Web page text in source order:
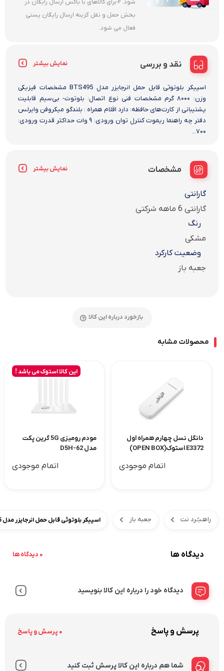
شود. 2-برای کالاهای با باکس ارسال رایگان در
بخش حمل و نقل گزینه ارسال رایگان پستی
فعال می شود.
نقد و بررسی نمایش بیشتر
اسپیکر بلوتوثی قابل حمل انرجایزر مدل BTS495 مشخصات فیزیکی
وزن: ۸۰۰۰ گرم مشخصات فنی نوع اتصال: بلوتوث- بی‌سیم قابلیت
پشتیبانی از کارت‌های حافظه: دارد اقلام همراه : بلندگو میکروفن وایرلس
دفتر چه راهنما ریموت کنترل توان ورودی: ۹ وات حداکثر قدرت ورودی:
۷۰۰...
مشخصات نمایش بیشتر
گارانتی
گارانتی 6 ماهه شرکتی
رنگ
مشکی
وضعیت کارکرد
جعبه باز
بازخورد درباره این کالا
محصولات مشابه
دانگل نسل چهارم همراه اول
E3372 استوک(OPEN BOX)
اتمام موجودی
این کالا استوک می باشد !
مودم رومیزی 5G گرین پکت
مدل D5H-62
اتمام موجودی
راهـبـُـرد نت جعبه باز اسپیکر بلوتوثی قابل حمل انرجایزر مدل BTS495
دیدگاه ها 0 دیدگاه ها
دیدگاه خود را درباره این کالا بنویسید
پرسش و پاسخ 0 پرسش و پاسخ
شما هم درباره این کالا پرسش ثبت کنید